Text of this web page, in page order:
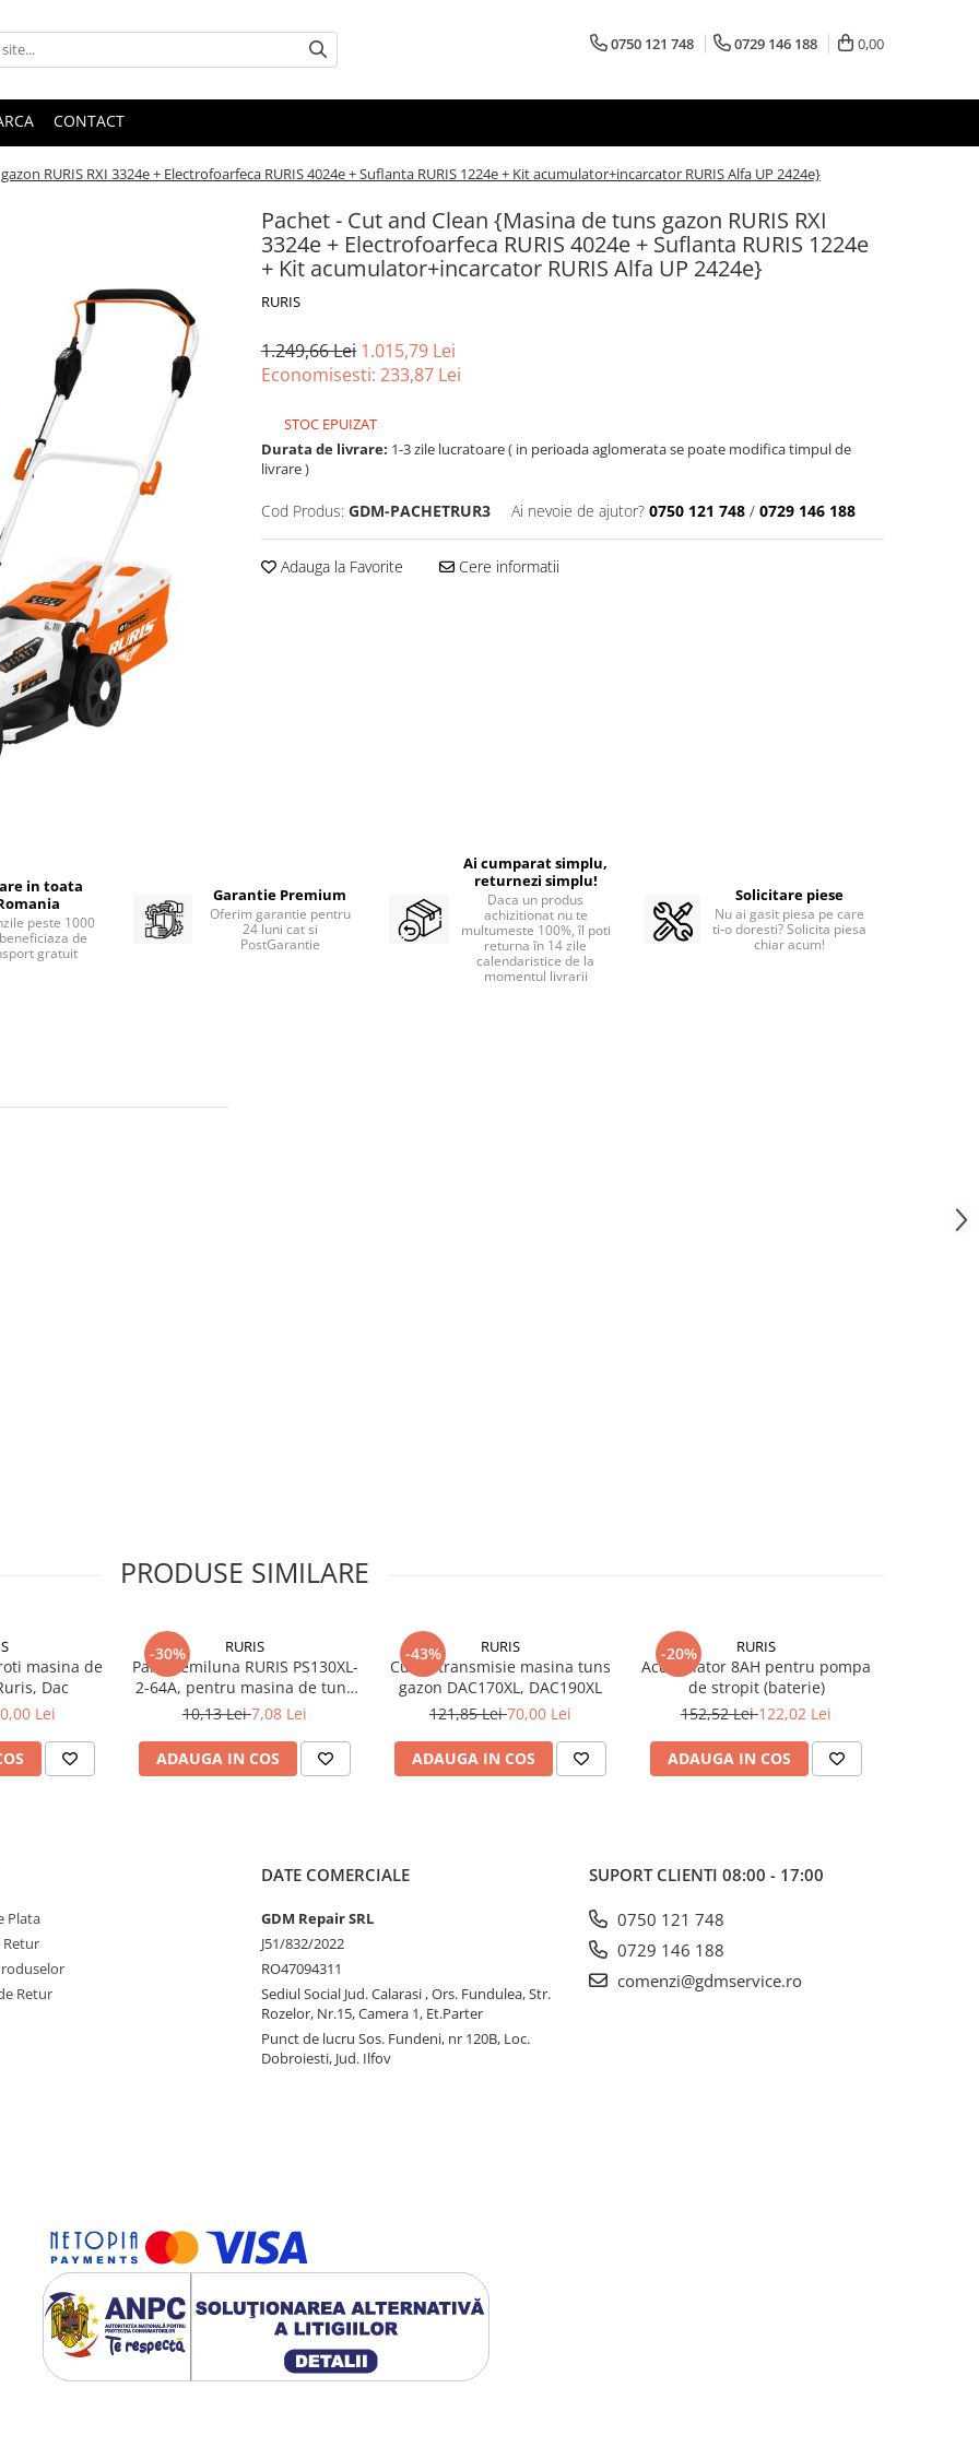
0750 121 748 0729 146 188 0,00
CONTACT
RURIS RXI 3324e + Electrofoarfeca RURIS 4024e + Suflanta RURIS 1224e + Kit acumulator+incarcator RURIS Alfa UP 2424e}
Pachet - Cut and Clean {Masina de tuns gazon RURIS RXI
3324e + Electrofoarfeca RURIS 4024e + Suflanta RURIS 1224e
+ Kit acumulator+incarcator RURIS Alfa UP 2424e}
RURIS
1.249,66 Lei 1.015,79 Lei
Economisesti: 233,87 Lei
STOC EPUIZAT
Durata de livrare: 1-3 zile lucratoare ( in perioada aglomerata se poate modifica timpul de
livrare )
Cod Produs: GDM-PACHETRUR3 Ai nevoie de ajutor? 0750 121 748 / 0729 146 188
Adauga la Favorite Cere informatii
in toata
peste 1000
de
gratuit
Garantie Premium
Oferim garantie pentru
24 luni cat si
PostGarantie
Ai cumparat simplu,
returnezi simplu!
Daca un produs
achizitionat nu te
multumeste 100%, îl poti
returna în 14 zile
calendaristice de la
momentul livrarii
Solicitare piese
Nu ai gasit piesa pe care
ti-o doresti? Solicita piesa
chiar acum!
PRODUSE SIMILARE
masina de
Dac
Lei
-30% RURIS
Pana semiluna RURIS PS130XL-
2-64A, pentru masina de tuns
iarba Ruris DAC 130XL
10,13 Lei7,08 Lei
ADAUGA IN COS
-43% RURIS
Curea transmisie masina tuns
gazon DAC170XL, DAC190XL
121,85 Lei70,00 Lei
ADAUGA IN COS
-20% RURIS
Acumulator 8AH pentru pompa
de stropit (baterie)
152,52 Lei122,02 Lei
ADAUGA IN COS
Plata
Retur
Retur
DATE COMERCIALE
GDM Repair SRL
J51/832/2022
RO47094311
Sediul Social Jud. Calarasi , Ors. Fundulea, Str.
Rozelor, Nr.15, Camera 1, Et.Parter
Punct de lucru Sos. Fundeni, nr 120B, Loc.
Dobroiesti, Jud. Ilfov
SUPORT CLIENTI 08:00 - 17:00
0750 121 748
0729 146 188
comenzi@gdmservice.ro